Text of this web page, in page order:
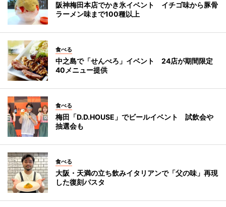
阪神梅田本店でかき氷イベント イチゴ味から豚骨
ラーメン味まで100種以上
食べる
中之島で「せんべろ」イベント 24店が期間限定
40メニュー提供
食べる
梅田「D.D.HOUSE」でビールイベント 試飲会や
抽選会も
食べる
大阪・天満の立ち飲みイタリアンで「父の味」再現
した復刻パスタ